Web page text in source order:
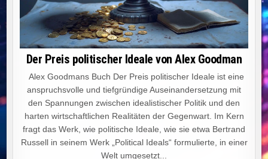
Der Preis politischer Ideale von Alex Goodman
Alex Goodmans Buch Der Preis politischer Ideale ist eine
anspruchsvolle und tiefgründige Auseinandersetzung mit
den Spannungen zwischen idealistischer Politik und den
harten wirtschaftlichen Realitäten der Gegenwart. Im Kern
fragt das Werk, wie politische Ideale, wie sie etwa Bertrand
Russell in seinem Werk „Political Ideals“ formulierte, in einer
Welt umgesetzt...